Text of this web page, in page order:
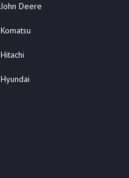
John Deere
Komatsu
Hitachi
Hyundai